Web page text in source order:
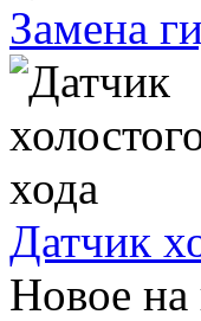
Замена
Датчик
Новое на